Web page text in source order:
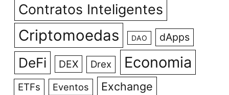
Contratos Inteligentes
Criptomoedas DAO dApps
DeFi DEX Drex Economia
ETFs Eventos Exchange